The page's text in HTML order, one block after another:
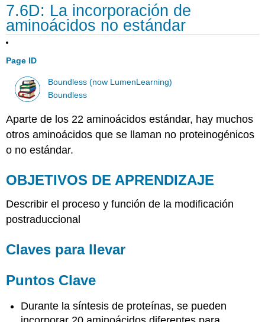
7.6D: La incorporación de
aminoácidos no estándar
Page ID
Boundless (now LumenLearning)
Boundless
Aparte de los 22 aminoácidos estándar, hay muchos
otros aminoácidos que se llaman no proteinogénicos
o no estándar.
OBJETIVOS DE APRENDIZAJE
Describir el proceso y función de la modificación
postraduccional
Claves para llevar
Puntos Clave
Durante la síntesis de proteínas, se pueden